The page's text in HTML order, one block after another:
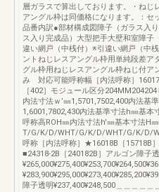
層ガラスで算出しております。・ねじ
アングル枠は同価格になります。：セ
品番内訳●部材構成図障子（ガラス入
ス入り完成品）大型把手大壁和室障子
違い網戸（中桟付）※引違い網戸（中
ントねじレスアングル枠用単純段差ア
グル枠用ねじレスアングル枠ねじ付
み 対応可能呼称幅［内法呼称］
［402］モジュール区分
内法寸法ｗ’㎜1,5701,7502,400内法基
1,6001,7802,430内法基準寸法h㎜基本
呼称高ROH㎜内法寸法h'㎜基本寸法H
T/G/K/D/WHT/G/K/D/WHT/G/K/D/
呼称［内法呼称］★16018B［15718B］
■24318-2B［240182B］アルゴン障子
障子透明¥237,400¥248,500＿＿＿＿＿